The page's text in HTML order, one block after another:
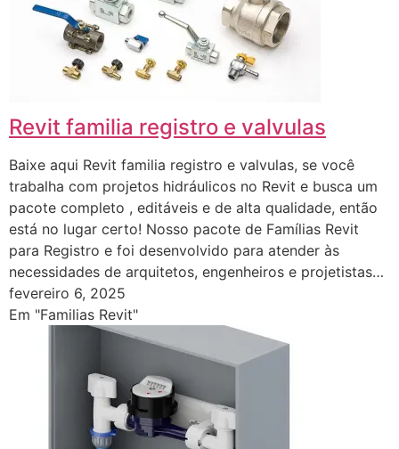
Revit familia registro e valvulas
Baixe aqui Revit familia registro e valvulas, se você
trabalha com projetos hidráulicos no Revit e busca um
pacote completo , editáveis e de alta qualidade, então
está no lugar certo! Nosso pacote de Famílias Revit
para Registro e foi desenvolvido para atender às
necessidades de arquitetos, engenheiros e projetistas…
fevereiro 6, 2025
Em "Familias Revit"